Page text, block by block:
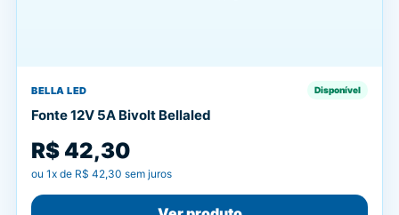
BELLA LED Disponível
Fonte 12V 5A Bivolt Bellaled
R$ 42,30
ou 1x de R$ 42,30 sem juros